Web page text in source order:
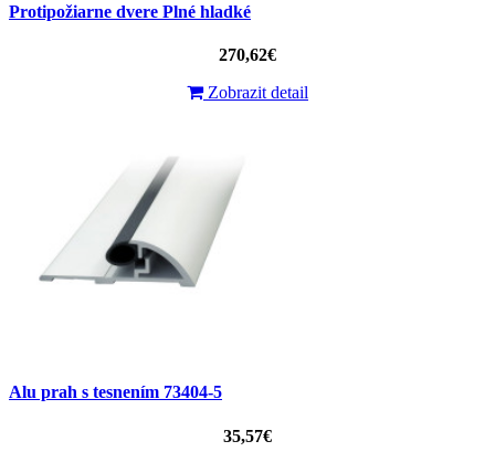
Protipožiarne dvere Plné hladké
270,62€
Zobrazit detail
Alu prah s tesnením 73404-5
35,57€